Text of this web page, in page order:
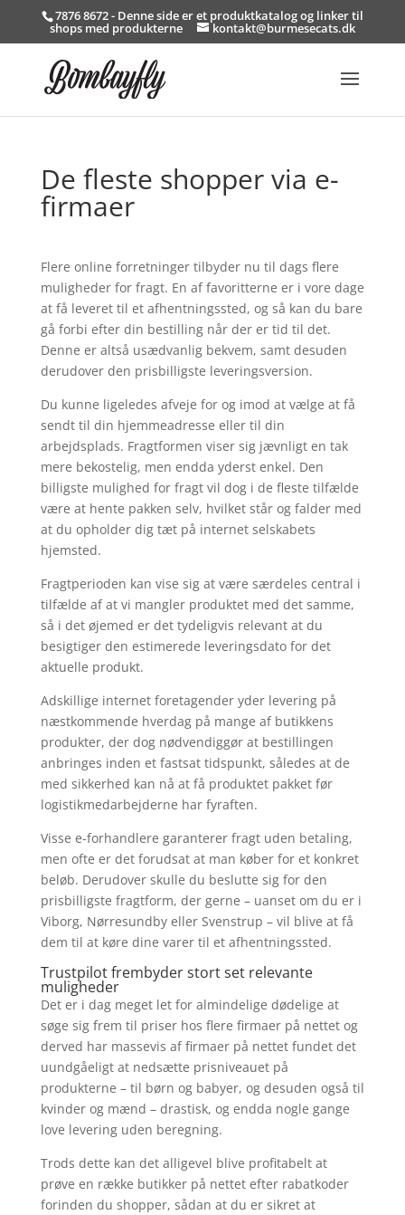
7876 8672 - Denne side er et produktkatalog og linker til
shops med produkterne kontakt@burmesecats.dk
De fleste shopper via e-
firmaer
Flere online forretninger tilbyder nu til dags flere
muligheder for fragt. En af favoritterne er i vore dage
at få leveret til et afhentningssted, og så kan du bare
gå forbi efter din bestilling når der er tid til det.
Denne er altså usædvanlig bekvem, samt desuden
derudover den prisbilligste leveringsversion.
Du kunne ligeledes afveje for og imod at vælge at få
sendt til din hjemmeadresse eller til din
arbejdsplads. Fragtformen viser sig jævnligt en tak
mere bekostelig, men endda yderst enkel. Den
billigste mulighed for fragt vil dog i de fleste tilfælde
være at hente pakken selv, hvilket står og falder med
at du opholder dig tæt på internet selskabets
hjemsted.
Fragtperioden kan vise sig at være særdeles central i
tilfælde af at vi mangler produktet med det samme,
så i det øjemed er det tydeligvis relevant at du
besigtiger den estimerede leveringsdato for det
aktuelle produkt.
Adskillige internet foretagender yder levering på
næstkommende hverdag på mange af butikkens
produkter, der dog nødvendiggør at bestillingen
anbringes inden et fastsat tidspunkt, således at de
med sikkerhed kan nå at få produktet pakket før
logistikmedarbejderne har fyraften.
Visse e-forhandlere garanterer fragt uden betaling,
men ofte er det forudsat at man køber for et konkret
beløb. Derudover skulle du beslutte sig for den
prisbilligste fragtform, der gerne – uanset om du er i
Viborg, Nørresundby eller Svenstrup – vil blive at få
dem til at køre dine varer til et afhentningssted.
Trustpilot frembyder stort set relevante
muligheder
Det er i dag meget let for almindelige dødelige at
søge sig frem til priser hos flere firmaer på nettet og
derved har massevis af firmaer på nettet fundet det
uundgåeligt at nedsætte prisniveauet på
produkterne – til børn og babyer, og desuden også til
kvinder og mænd – drastisk, og endda nogle gange
love levering uden beregning.
Trods dette kan det alligevel blive profitabelt at
prøve en række butikker på nettet efter rabatkoder
forinden du shopper, sådan at du er sikret at